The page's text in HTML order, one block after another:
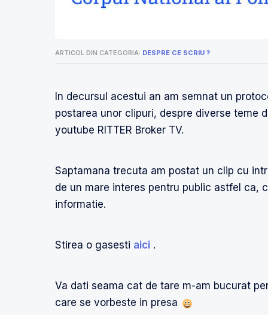
ARTICOL DIN CATEGORIA: DESPRE CE SCRIU ?
In decursul acestui an am semnat un
postarea unor clipuri, despre diverse teme
youtube RITTER Broker TV.
Saptamana trecuta am postat un clip cu
de un mare interes pentru public astfel ca,
informatie.
Stirea o gasesti aici .
Va dati seama cat de tare m-am bucurat
care se vorbeste in presa